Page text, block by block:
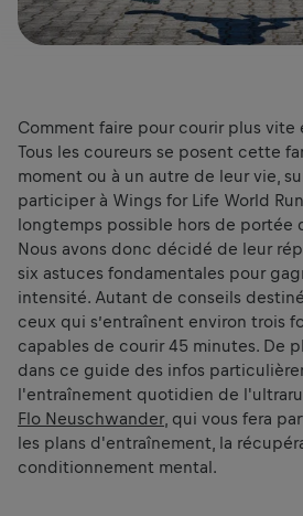
Comment faire pour courir plus vite
Tous les coureurs se posent cette
moment ou à un autre de leur vie,
participer à Wings for Life World
longtemps possible hors de portée
Nous avons donc décidé de leur
six astuces fondamentales pour
intensité. Autant de conseils
ceux qui s’entraînent environ trois
capables de courir 45 minutes. De
dans ce guide des infos
l'entraînement quotidien de
Flo Neuschwander, qui vous fera
les plans d'entraînement, la
conditionnement mental.